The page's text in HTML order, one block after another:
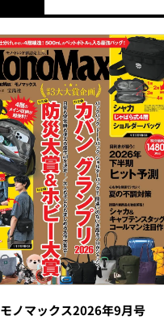
モノマックス2026年9月号